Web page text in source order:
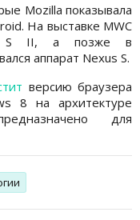
Mozilla показывала
На выставке MWC
S II, а позже в
аппарат Nexus S.
версию браузера
8 на архитектуре
для